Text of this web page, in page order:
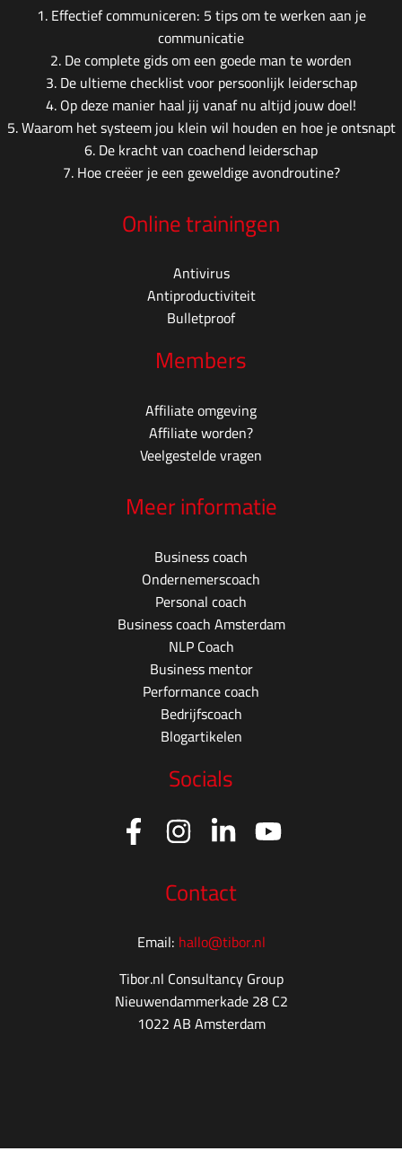
1.Effectief communiceren: 5 tips om te werken aan je
communicatie
2.De complete gids om een goede man te worden
3.De ultieme checklist voor persoonlijk leiderschap
4.Op deze manier haal jij vanaf nu altijd jouw doel!
5.Waarom het systeem jou klein wil houden en hoe je ontsnapt
6.De kracht van coachend leiderschap
7.Hoe creëer je een geweldige avondroutine?
Online trainingen
Antivirus
Antiproductiviteit
Bulletproof
Members
Affiliate omgeving
Affiliate worden?
Veelgestelde vragen
Meer informatie
Business coach
Ondernemerscoach
Personal coach
Business coach Amsterdam
NLP Coach
Business mentor
Performance coach
Bedrijfscoach
Blogartikelen
Socials
Contact
Email: hallo@tibor.nl
Tibor.nl Consultancy Group
Nieuwendammerkade 28 C2
1022 AB Amsterdam